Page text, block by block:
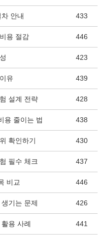
안내 433
용 절감 446
423
유 439
설계 전략 428
용 줄이는 법 438
확인하기 430
필수 체크 437
비교 446
기는 문제 426
용 사례 441